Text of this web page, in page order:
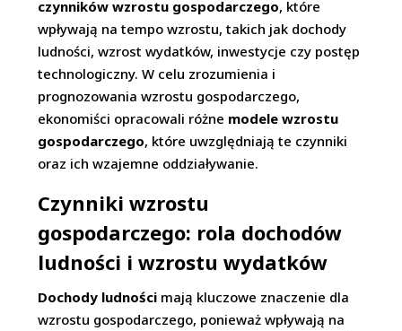
czynników wzrostu gospodarczego, które
wpływają na tempo wzrostu, takich jak dochody
ludności, wzrost wydatków, inwestycje czy postęp
technologiczny. W celu zrozumienia i
prognozowania wzrostu gospodarczego,
ekonomiści opracowali różne modele wzrostu
gospodarczego, które uwzględniają te czynniki
oraz ich wzajemne oddziaływanie.
Czynniki wzrostu
gospodarczego: rola dochodów
ludności i wzrostu wydatków
Dochody ludności mają kluczowe znaczenie dla
wzrostu gospodarczego, ponieważ wpływają na